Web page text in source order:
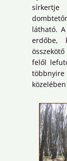
látható.
erdőbe,
felől